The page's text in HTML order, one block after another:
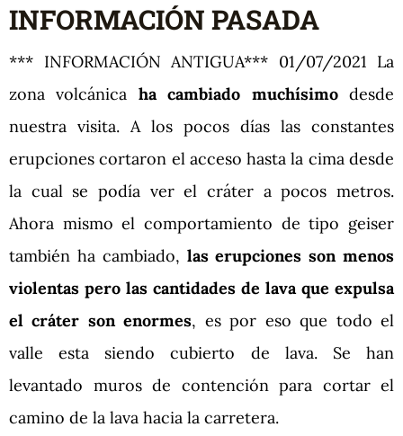
INFORMACIÓN PASADA
*** INFORMACIÓN ANTIGUA*** 01/07/2021 La
zona volcánica ha cambiado muchísimodesde
nuestra visita. A los pocos días las constantes
erupciones cortaron el acceso hasta la cima desde
la cual se podía ver el cráter a pocos metros.
Ahora mismo el comportamiento de tipo geiser
también ha cambiado, las erupciones son menos
violentas pero las cantidades de lava que expulsa
el cráter son enormes, es por eso que todo el
valle esta siendo cubierto de lava. Se han
levantado muros de contención para cortar el
camino de la lava hacia la carretera.